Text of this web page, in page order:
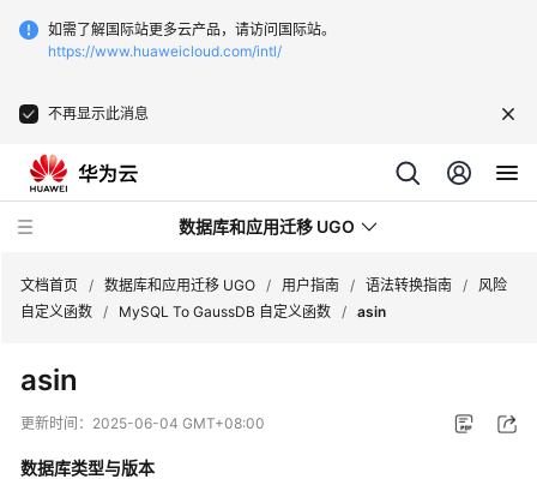
如需了解国际站更多云产品，请访问国际站。
https://www.huaweicloud.com/intl/
不再显示此消息
数据库和应用迁移 UGO
新
动
文档首页 / 数据库和应用迁移 UGO / 用户指南 / 语法转换指南 /
风险
自定义函数 / MySQL To GaussDB 自定义函数 / asin
asin
更新时间： 2025-06-04 GMT+08:00
数据库类型与版本